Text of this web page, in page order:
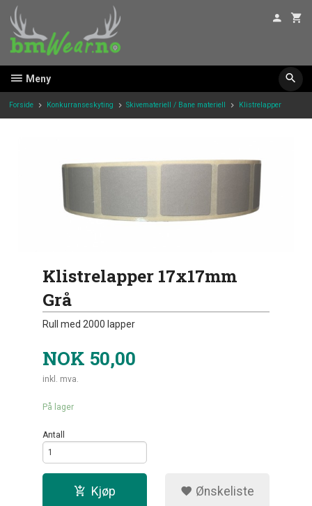
innholdet
Meny
Forside Konkurranseskyting Skivemateriell / Bane materiell Klistrelapper
Klistrelapper 17x17mm
Grå
Rull med 2000 lapper
NOK 50,00
inkl. mva.
På lager
Antall
Kjøp Ønskeliste